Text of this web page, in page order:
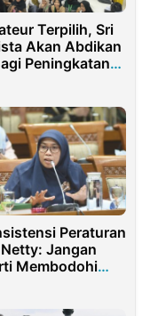
Terpilih, Sri
Akan Abdikan
Peningkatan
Peraturan
Netty: Jangan
Membodohi